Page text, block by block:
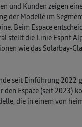
und Kunden zeigen
der Modelle im
Beim Espace
stellt die Linie Esprit
wie das Solarbay-
seit Einführung 2022
Espace (seit 2023)
die in einem von